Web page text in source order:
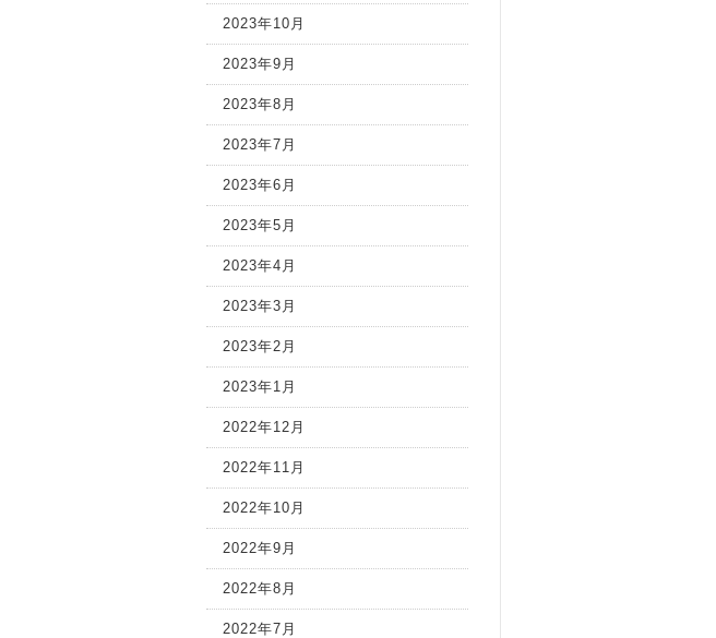
2023年10月
2023年9月
2023年8月
2023年7月
2023年6月
2023年5月
2023年4月
2023年3月
2023年2月
2023年1月
2022年12月
2022年11月
2022年10月
2022年9月
2022年8月
2022年7月